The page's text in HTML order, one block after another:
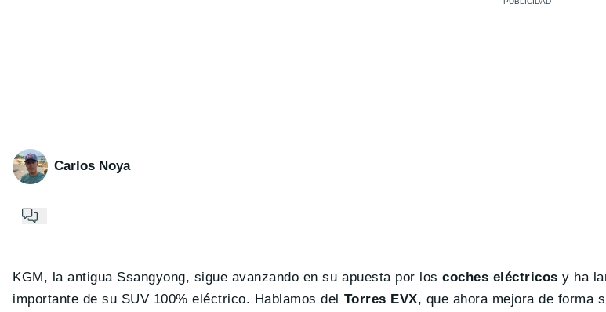
Carlos Noya
KGM, la antigua Ssangyong, sigue avanzando en su apuesta por loscoches eléctricos y ha
importante de su SUV 100% eléctrico. Hablamos del Torres EVX, que ahora mejora de forma